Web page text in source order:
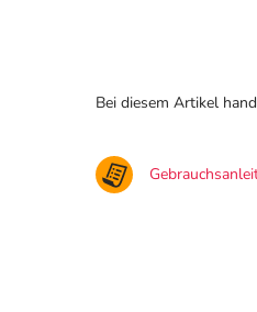
Bei diesem Artikel